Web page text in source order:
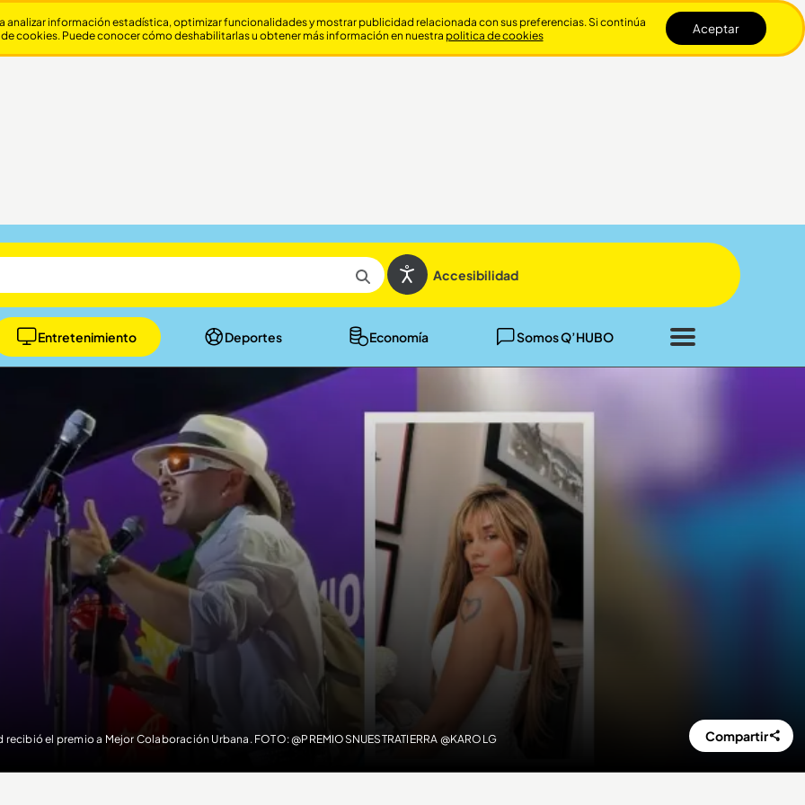
Accesibilidad
Entretenimiento Deportes Economía Somos Q’HUBO
Cerrar
recibió el premio a Mejor Colaboración Urbana. FOTO: @PREMIOSNUESTRATIERRA @KAROLG Compartir
información estadística, optimizar funcionalidades y mostrar publicidad relacionada con sus preferencias. Si continúa
cookies. Puede conocer cómo deshabilitarlas u obtener más información en nuestra politica de cookies Aceptar